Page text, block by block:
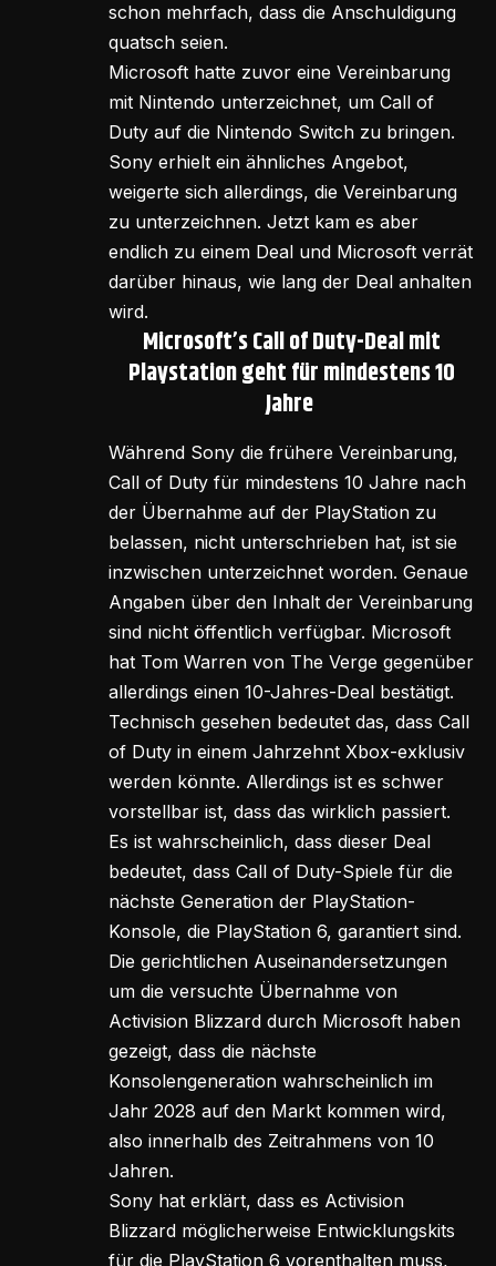
schon mehrfach, dass die Anschuldigung
quatsch seien.
Microsoft hatte zuvor eine Vereinbarung
mit Nintendo unterzeichnet, um Call of
Duty auf die Nintendo Switch zu bringen.
Sony erhielt ein ähnliches Angebot,
weigerte sich allerdings, die Vereinbarung
zu unterzeichnen. Jetzt kam es aber
endlich zu einem Deal und Microsoft verrät
darüber hinaus, wie lang der Deal anhalten
wird.
Microsoft’s Call of Duty-Deal mit
Playstation geht für mindestens 10
Jahre
Während Sony die frühere Vereinbarung,
Call of Duty für mindestens 10 Jahre nach
der Übernahme auf der PlayStation zu
belassen, nicht unterschrieben hat, ist sie
inzwischen unterzeichnet worden. Genaue
Angaben über den Inhalt der Vereinbarung
sind nicht öffentlich verfügbar. Microsoft
hat Tom Warren von The Verge gegenüber
allerdings einen 10-Jahres-Deal bestätigt.
Technisch gesehen bedeutet das, dass Call
of Duty in einem Jahrzehnt Xbox-exklusiv
werden könnte. Allerdings ist es schwer
vorstellbar ist, dass das wirklich passiert.
Es ist wahrscheinlich, dass dieser Deal
bedeutet, dass Call of Duty-Spiele für die
nächste Generation der PlayStation-
Konsole, die PlayStation 6, garantiert sind.
Die gerichtlichen Auseinandersetzungen
um die versuchte Übernahme von
Activision Blizzard durch Microsoft haben
gezeigt, dass die nächste
Konsolengeneration wahrscheinlich im
Jahr 2028 auf den Markt kommen wird,
also innerhalb des Zeitrahmens von 10
Jahren.
Sony hat erklärt, dass es Activision
Blizzard möglicherweise Entwicklungskits
für die PlayStation 6 vorenthalten muss,